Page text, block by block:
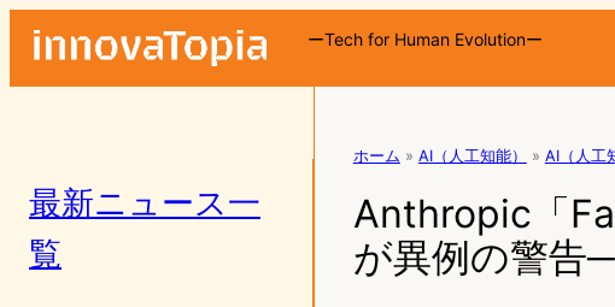
ーTech for Human Evolutionー
最新ニュース一
覧
ホーム » AI（人工知能） » AI（人工
Anthropic「
が異例の警告